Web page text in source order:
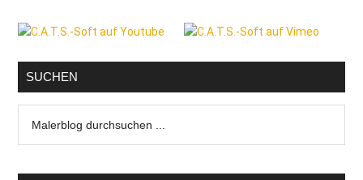
Seitenspalte
SUCHEN
durchsuchen